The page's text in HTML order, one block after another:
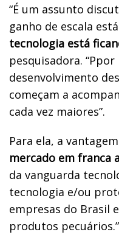
“É um assunto
ganho de escala
tecnologia está
pesquisadora.
desenvolvimento
começam a
cada vez maiores”.
Para ela, a
mercado em franca
da vanguarda
tecnologia e/ou
empresas do Brasil
produtos pecuários.”